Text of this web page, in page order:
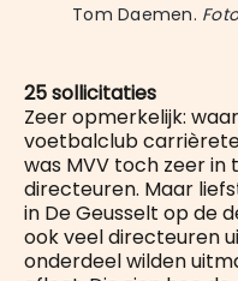
Tom Daemen.
25 sollicitaties
Zeer opmerkelijk:
voetbalclub
was MVV toch zeer
directeuren. Maar
in De Geusselt op de
ook veel directeuren
onderdeel wilden